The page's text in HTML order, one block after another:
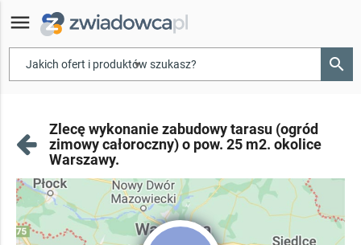
menu
▾ search
Zlecę wykonanie zabudowy tarasu (ogród
zimowy całoroczny) o pow. 25 m2. okolice
Warszawy.